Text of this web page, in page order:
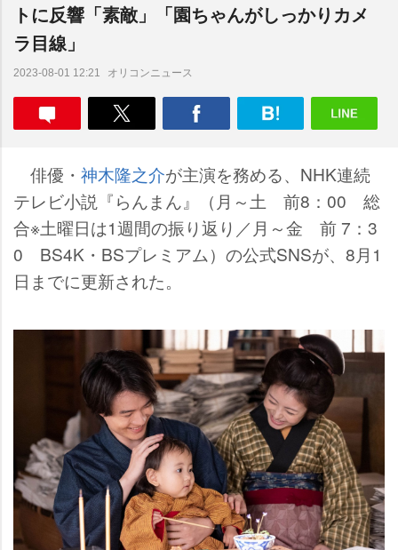
トに反響「素敵」「園ちゃんがしっかりカメ
ラ目線」
2023-08-01 12:21 オリコンニュース
俳優・ 神木隆之介が主演を務める、NHK連続
テレビ小説『らんまん』（月～土 前8：00 総
合※土曜日は1週間の振り返り／月～金 前 7：3
0 BS4K・BSプレミアム）の公式SNSが、8月1
日までに更新された。